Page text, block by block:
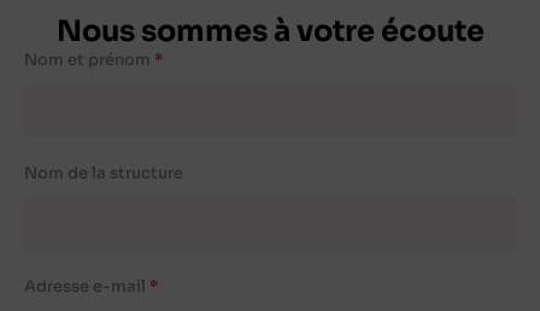
Nous sommes à votre écoute
Nom et prénom
Nom de la structure
Adresse e-mail